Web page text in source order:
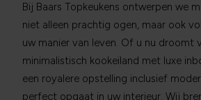
Bij Baars Topkeukens ontwerpen we
niet alleen prachtig ogen, maar ook
uw manier van leven. Of u nu droomt
minimalistisch kookeiland met luxe
een royalere opstelling inclusief
perfect opgaat in uw interieur. Wij